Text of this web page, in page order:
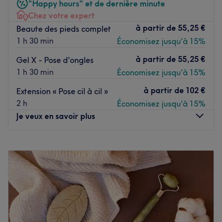
"Happy hours" et de dernière minute
Chez votre expert
Beaute des pieds complet
1 h 30 min
à partir de 55,25 €
Économisez jusqu'à 15%
Gel X - Pose d'ongles
1 h 30 min
à partir de 55,25 €
Économisez jusqu'à 15%
Extension « Pose cil à cil »
2 h
à partir de 102 €
Économisez jusqu'à 15%
Je veux en savoir plus
Mardi
10:00–
Mercredi
10:00
Jeudi
10:00–18:00
Vendredi
10:00–18:00
Samedi
10:00
18:00
Dimanche
Fermé